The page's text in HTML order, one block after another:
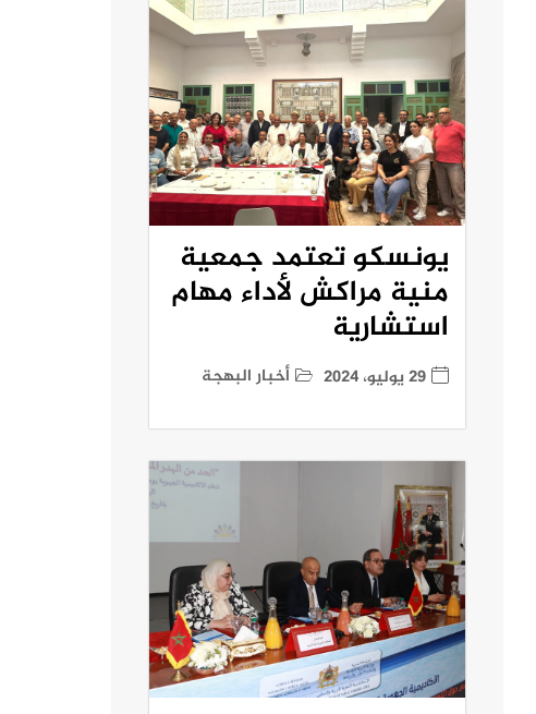
يونسكو تعتمد جمعية
منية مراكش لأداء مهام
استشارية
29 يوليو، 2024 أخبار البهجة